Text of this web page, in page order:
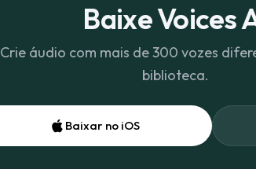
Baixe Voices
Crie áudio com mais de 300 vozes
biblioteca.
Baixar no iOS